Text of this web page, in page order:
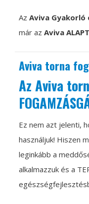
Az Aviva Gyakorló
már az Aviva
Aviva torna
Az Aviva
Ez nem azt jelenti,
használjuk! Hiszen
leginkább a
alkalmazzuk és a